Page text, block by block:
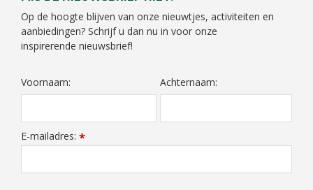
Op de hoogte blijven van onze nieuwtjes, activiteiten en
aanbiedingen? Schrijf u dan nu in voor onze
inspirerende nieuwsbrief!
Voornaam: Achternaam:
E-mailadres: *